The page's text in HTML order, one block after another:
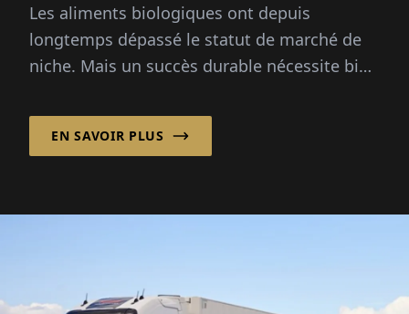
meilleurs. »
Les aliments biologiques ont depuis
longtemps dépassé le statut de marché de
niche. Mais un succès durable nécessite bien
der Kroft explique...
EN SAVOIR PLUS